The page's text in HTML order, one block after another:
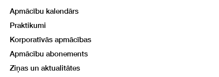
Apmācību kalendārs
Praktikumi
Korporatīvās apmācības
Apmācību abonements
Ziņas un aktualitātes